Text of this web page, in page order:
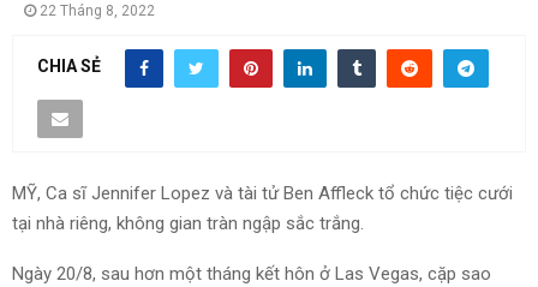
22 Tháng 8, 2022
CHIA SẺ
MỸ, Ca sĩ Jennifer Lopez và tài tử Ben Affleck tổ chức tiệc cưới
tại nhà riêng, không gian tràn ngập sắc trắng.
Ngày 20/8, sau hơn một tháng kết hôn ở Las Vegas, cặp sao